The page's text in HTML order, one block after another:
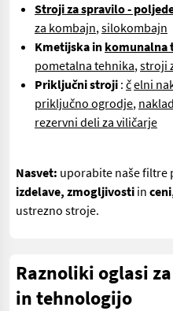
Stroji za spravilo -
za kombajn,silokombajn
Kmetijska in komunalna
pometalna tehnika,stroji
Priključni stroji : čelni
priključno ogrodje,
rezervni deli za viličarje
Nasvet: uporabite naše filtre
izdelave, zmogljivosti in ceni
ustrezno stroje.
Raznoliki oglasi
in tehnologijo